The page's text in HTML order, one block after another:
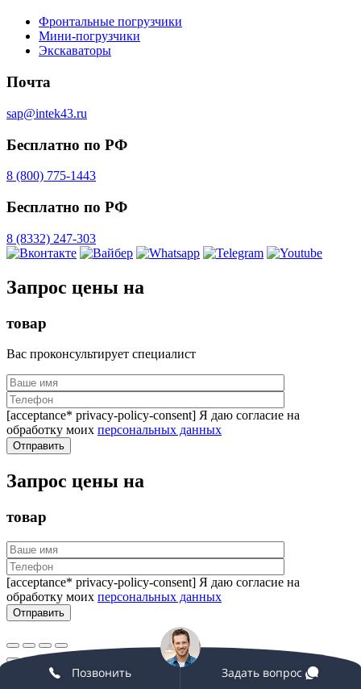
Фронтальные погрузчики
Мини-погрузчики
Экскаваторы
Почта
sap@intek43.ru
Бесплатно по РФ
8 (800) 775-1443
Бесплатно по РФ
8 (8332) 247-303
Запрос цены на
товар
Вас проконсультирует специалист
[acceptance* privacy-policy-consent] Я даю согласие на
обработку моих персональных данных
Запрос цены на
товар
[acceptance* privacy-policy-consent] Я даю согласие на
обработку моих персональных данных
Позвонить Задать вопрос